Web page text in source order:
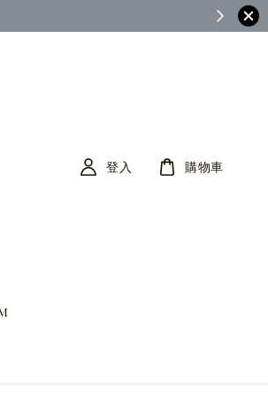
登入 購物車